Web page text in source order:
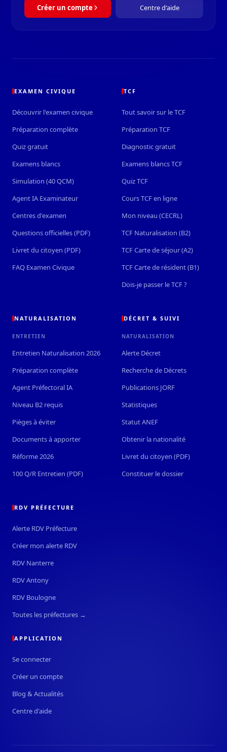
Créer un compte Centre d'aide
EXAMEN CIVIQUE
Découvrir l'examen civique
Préparation complète
Quiz gratuit
Examens blancs
Simulation (40 QCM)
Agent IA Examinateur
Centres d'examen
Questions officielles (PDF)
Livret du citoyen (PDF)
FAQ Examen Civique
TCF
Tout savoir sur le TCF
Préparation TCF
Diagnostic gratuit
Examens blancs TCF
Quiz TCF
Cours TCF en ligne
Mon niveau (CECRL)
TCF Naturalisation (B2)
TCF Carte de séjour (A2)
TCF Carte de résident (B1)
Dois-je passer le TCF ?
NATURALISATION
ENTRETIEN
Entretien Naturalisation 2026
Préparation complète
Agent Préfectoral IA
Niveau B2 requis
Pièges à éviter
Documents à apporter
Réforme 2026
100 Q/R Entretien (PDF)
DÉCRET & SUIVI
NATURALISATION
Alerte Décret
Recherche de Décrets
Publications JORF
Statistiques
Statut ANEF
Obtenir la nationalité
Livret du citoyen (PDF)
Constituer le dossier
RDV PRÉFECTURE
Alerte RDV Préfecture
Créer mon alerte RDV
RDV Nanterre
RDV Antony
RDV Boulogne
Toutes les préfectures →
APPLICATION
Se connecter
Créer un compte
Blog & Actualités
Centre d'aide